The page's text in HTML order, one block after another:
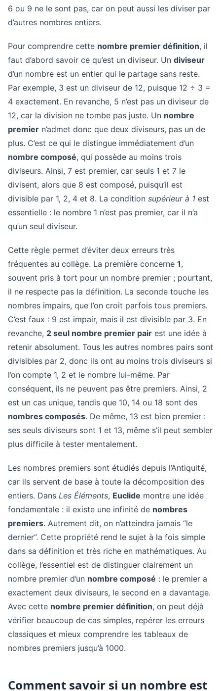
6 ou 9 ne le sont pas, car on peut aussi les diviser par
d’autres nombres entiers.
Pour comprendre cette nombre premier définition, il
faut d’abord savoir ce qu’est un diviseur. Un diviseur
d’un nombre est un entier qui le partage sans reste.
Par exemple, 3 est un diviseur de 12, puisque 12 ÷ 3 =
4 exactement. En revanche, 5 n’est pas un diviseur de
12, car la division ne tombe pas juste. Un nombre
premier n’admet donc que deux diviseurs, pas un de
plus. C’est ce qui le distingue immédiatement d’un
nombre composé, qui possède au moins trois
diviseurs. Ainsi, 7 est premier, car seuls 1 et 7 le
divisent, alors que 8 est composé, puisqu’il est
divisible par 1, 2, 4 et 8. La condition supérieur à 1 est
essentielle : le nombre 1 n’est pas premier, car il n’a
qu’un seul diviseur.
Cette règle permet d’éviter deux erreurs très
fréquentes au collège. La première concerne 1,
souvent pris à tort pour un nombre premier ; pourtant,
il ne respecte pas la définition. La seconde touche les
nombres impairs, que l’on croit parfois tous premiers.
C’est faux : 9 est impair, mais il est divisible par 3. En
revanche, 2 seul nombre premier pair est une idée à
retenir absolument. Tous les autres nombres pairs sont
divisibles par 2, donc ils ont au moins trois diviseurs si
l’on compte 1, 2 et le nombre lui-même. Par
conséquent, ils ne peuvent pas être premiers. Ainsi, 2
est un cas unique, tandis que 10, 14 ou 18 sont des
nombres composés. De même, 13 est bien premier :
ses seuls diviseurs sont 1 et 13, même s’il peut sembler
plus difficile à tester mentalement.
Les nombres premiers sont étudiés depuis l’Antiquité,
car ils servent de base à toute la décomposition des
entiers. Dans Les Éléments, Euclide montre une idée
fondamentale : il existe une infinité de nombres
premiers. Autrement dit, on n’atteindra jamais “le
dernier”. Cette propriété rend le sujet à la fois simple
dans sa définition et très riche en mathématiques. Au
collège, l’essentiel est de distinguer clairement un
nombre premier d’un nombre composé : le premier a
exactement deux diviseurs, le second en a davantage.
Avec cette nombre premier définition, on peut déjà
vérifier beaucoup de cas simples, repérer les erreurs
classiques et mieux comprendre les tableaux de
nombres premiers jusqu’à 1000.
Comment savoir si un nombre est